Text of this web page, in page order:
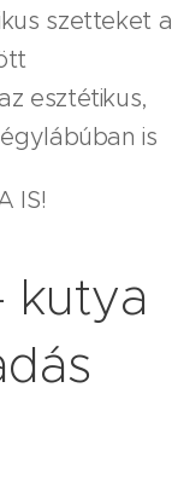
szetteket a
esztétikus,
is
IS!
kutya